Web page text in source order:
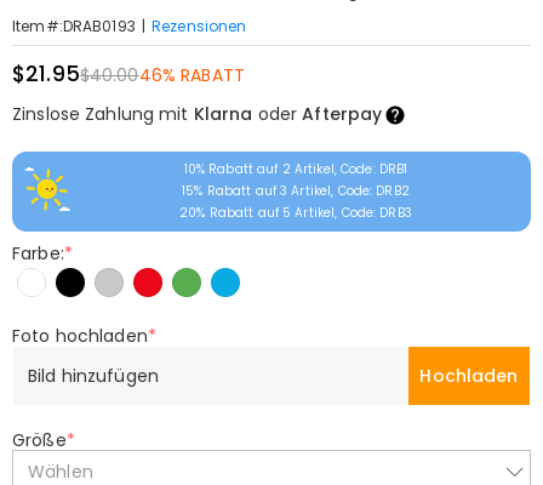
Item#:DRAB0193 | Rezensionen
$21.95$40.0046% RABATT
Zinslose Zahlung mit Klarna oderAfterpay
10% Rabatt auf 2 Artikel, Code: DRB1
15% Rabatt auf 3 Artikel, Code: DRB2
20% Rabatt auf 5 Artikel, Code: DRB3
Farbe:*
Foto hochladen*
Bild hinzufügen
Hochladen
Größe*
Wählen